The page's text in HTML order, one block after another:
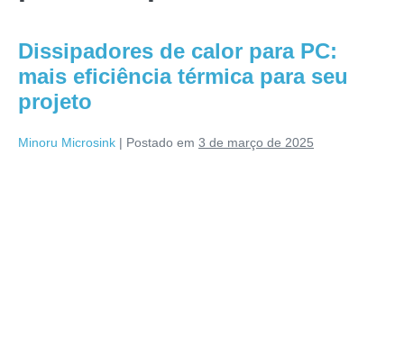
Dissipadores de calor para PC:
mais eficiência térmica para seu
projeto
Minoru Microsink | Postado em 3 de março de 2025